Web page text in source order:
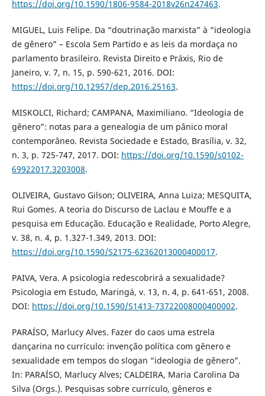
https://doi.org/10.1590/1806-9584-2018v26n247463.
MIGUEL, Luis Felipe. Da “doutrinação marxista” à “ideologia
de gênero” – Escola Sem Partido e as leis da mordaça no
parlamento brasileiro. Revista Direito e Práxis, Rio de
Janeiro, v. 7, n. 15, p. 590-621, 2016. DOI:
https://doi.org/10.12957/dep.2016.25163.
MISKOLCI, Richard; CAMPANA, Maximiliano. “Ideologia de
gênero”: notas para a genealogia de um pânico moral
contemporâneo. Revista Sociedade e Estado, Brasília, v. 32,
n. 3, p. 725-747, 2017. DOI: https://doi.org/10.1590/s0102-
69922017.3203008.
OLIVEIRA, Gustavo Gilson; OLIVEIRA, Anna Luiza; MESQUITA,
Rui Gomes. A teoria do Discurso de Laclau e Mouffe e a
pesquisa em Educação. Educação e Realidade, Porto Alegre,
v. 38, n. 4, p. 1.327-1.349, 2013. DOI:
https://doi.org/10.1590/S2175-62362013000400017.
PAIVA, Vera. A psicologia redescobrirá a sexualidade?
Psicologia em Estudo, Maringá, v. 13, n. 4, p. 641-651, 2008.
DOI: https://doi.org/10.1590/S1413-73722008000400002.
PARAÍSO, Marlucy Alves. Fazer do caos uma estrela
dançarina no currículo: invenção política com gênero e
sexualidade em tempos do slogan “ideologia de gênero”.
In: PARAÍSO, Marlucy Alves; CALDEIRA, Maria Carolina Da
Silva (Orgs.). Pesquisas sobre currículo, gêneros e